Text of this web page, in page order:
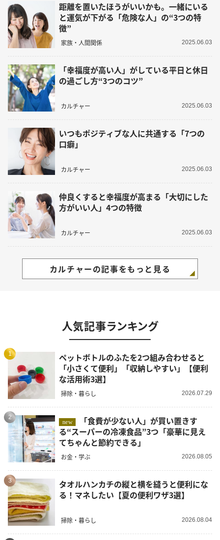
距離を置いたほうがいいかも。一緒にいる
と運気が下がる「危険な人」の“3つの特
徴”
家族・人間関係 2025.06.03
「幸福度が高い人」がしている平日と休日
の過ごし方“3つのコツ”
カルチャー 2025.06.03
いつもポジティブな人に共通する「7つの
口癖」
カルチャー 2025.06.03
仲良くすると幸福度が高まる「大切にした
方がいい人」4つの特徴
カルチャー 2025.06.03
カルチャーの記事をもっと見る
人気記事ランキング
1
ペットボトルのふたを2つ組み合わせると
「小さくて便利」「収納しやすい」【便利
な活用術3選】
掃除・暮らし 2026.07.29
2
new
る“スーパーの冷凍食品”3つ「豪華に見え
てちゃんと節約できる」
お金・学ぶ 2026.08.05
3
タオルハンカチの縦と横を縫うと便利にな
る！マネしたい【夏の便利ワザ3選】
掃除・暮らし 2026.08.04